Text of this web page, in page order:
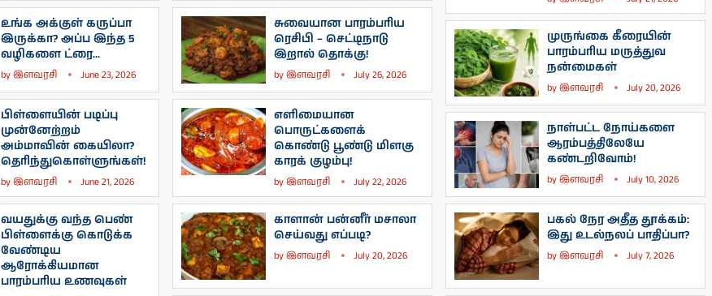
உங்க அக்குள் கருப்பா
இருக்கா? அப்ப இந்த 5
வழிகளை ட்ரை...
byஇளவரசி June 23, 2026
பிள்ளையின் படிப்பு
முன்னேற்றம்
அம்மாவின் கையிலா?
தெரிந்துகொள்ளுங்கள்!
byஇளவரசி June 21, 2026
வயதுக்கு வந்த பெண்
பிள்ளைக்கு கொடுக்க
வேண்டிய
ஆரோக்கியமான
பாரம்பரிய உணவுகள்
சுவையான பாரம்பரிய
ரெசிபி – செட்டிநாடு
இறால் தொக்கு!
byஇளவரசி July 26, 2026
எளிமையான
பொருட்களைக்
கொண்டு பூண்டு மிளகு
காரக் குழம்பு!
byஇளவரசி July 22, 2026
காளான் பன்னீர் மசாலா
செய்வது எப்படி?
byஇளவரசி July 20, 2026
முருங்கை கீரையின்
பாரம்பரிய மருத்துவ
நன்மைகள்
byஇளவரசி July 20, 2026
நாள்பட்ட நோய்களை
ஆரம்பத்திலேயே
கண்டறிவோம்!
byஇளவரசி July 10, 2026
பகல் நேர அதீத தூக்கம்:
இது உடல்நலப் பாதிப்பா?
byஇளவரசி July 7, 2026